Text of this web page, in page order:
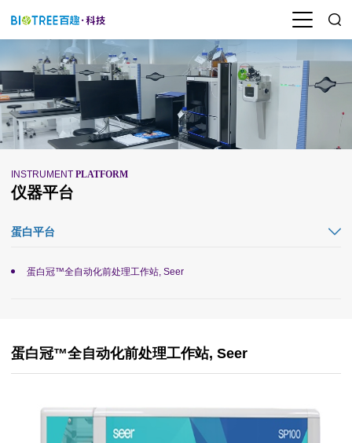
INSTRUMENT PLATFORM
仪器平台
蛋白平台
蛋白冠™全自动化前处理工作站, Seer
蛋白冠™全自动化前处理工作站, Seer